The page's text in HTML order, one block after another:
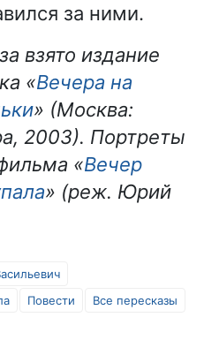
за ними.
взято издание
«Вечера на
» (Москва:
2003). Портреты
«Вечер
» (реж. Юрий
Повести
Все пересказы